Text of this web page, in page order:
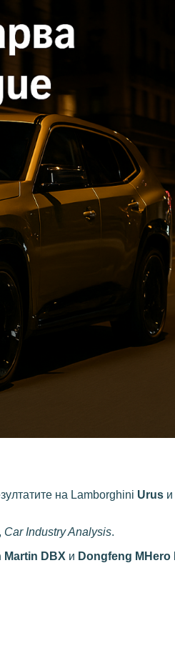
на Lamborghini Urus
Car Industry Analysis.
Martin DBX и Dongfeng MHero